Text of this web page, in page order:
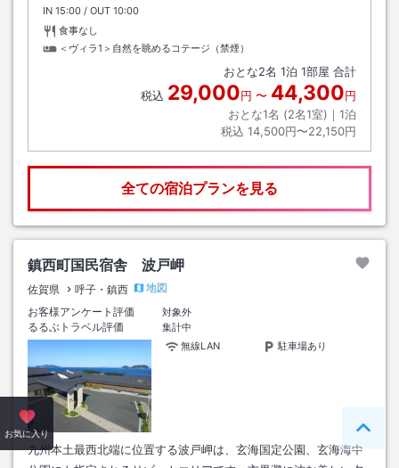
IN チェックイン
15:00 / OUT チェックアウト
10:00
食事なし
＜ヴィラ1＞自然を眺めるコテージ（禁煙）
おとな2名 1泊 1部屋 合計
税込 29,000円 〜 44,300円
おとな1名 (2名1室)｜ 1泊
税込 14,500円〜22,150円
全ての宿泊プランを見る
鎮西町国民宿舎 波戸岬
佐賀県 呼子・鎮西
地図
お客様アンケート評価
対象外
るるぶトラベル評価
集計中
無線LAN
駐車場あり
九州本土最西北端に位置する波戸岬は、玄海国定公園、玄海海中
お気に入り ペー